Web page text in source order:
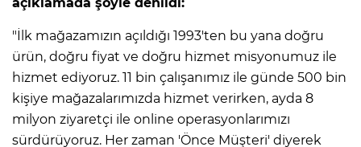
"İlk mağazamızın açıldığı 1993'ten bu yana doğru
ürün, doğru fiyat ve doğru hizmet misyonumuz ile
hizmet ediyoruz. 11 bin çalışanımız ile günde 500 bin
kişiye mağazalarımızda hizmet verirken, ayda 8
milyon ziyaretçi ile online operasyonlarımızı
sürdürüyoruz. Her zaman 'Önce Müşteri' diyerek